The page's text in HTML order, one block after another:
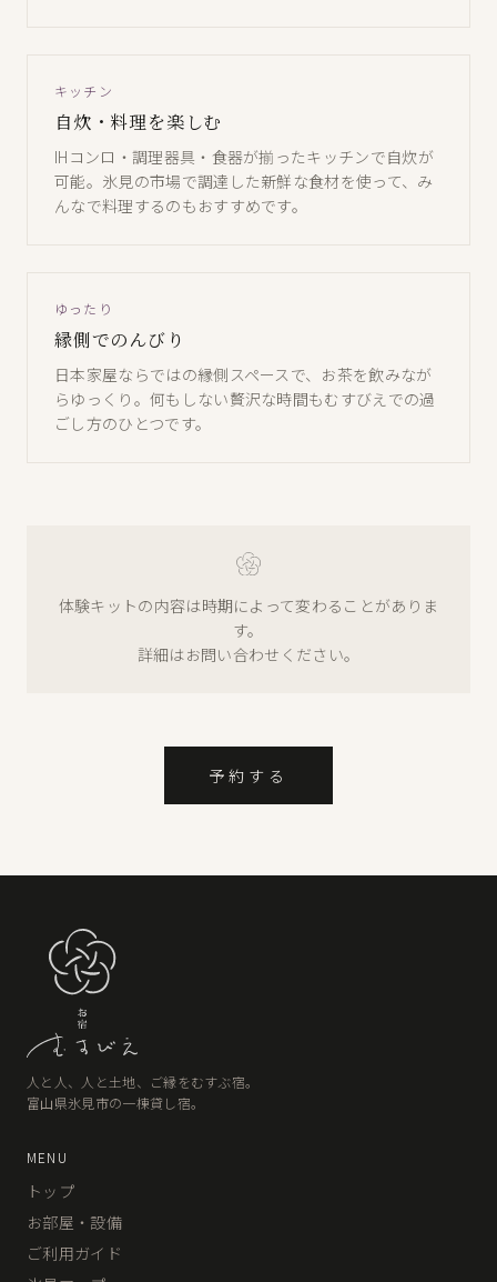
キッチン
自炊・料理を楽しむ
IHコンロ・調理器具・食器が揃ったキッチンで自炊が
可能。氷見の市場で調達した新鮮な食材を使って、み
んなで料理するのもおすすめです。
ゆったり
縁側でのんびり
日本家屋ならではの縁側スペースで、お茶を飲みなが
らゆっくり。何もしない贅沢な時間もむすびえでの過
ごし方のひとつです。
体験キットの内容は時期によって変わることがありま
す。
詳細はお問い合わせください。
予約する
人と人、人と土地、ご縁をむすぶ宿。
富山県氷見市の一棟貸し宿。
MENU
トップ
お部屋・設備
ご利用ガイド